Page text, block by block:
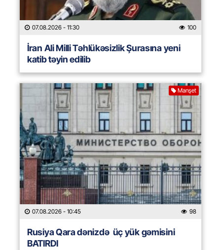
07.08.2026 - 11:30 100
İran Ali Milli Təhlükəsizlik Şurasına yeni
katib təyin edilib
Manşet
07.08.2026 - 10:45 98
Rusiya Qara dənizdə üç yük gəmisini
BATIRDI